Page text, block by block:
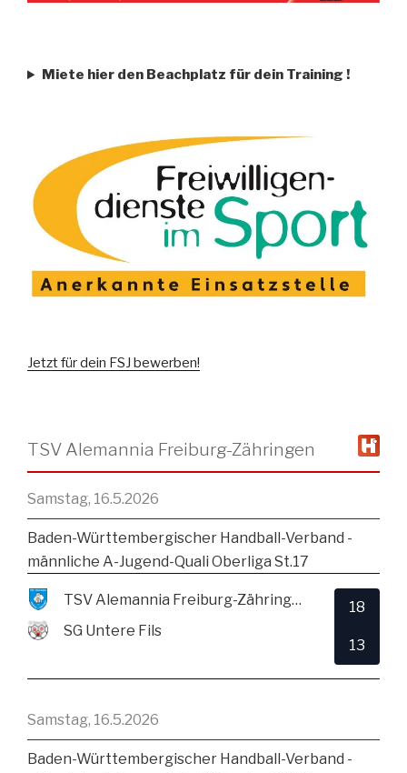
Miete hier den Beachplatz für dein Training !
Jetzt für dein FSJ bewerben!
TSV Alemannia Freiburg-Zähringen
Samstag, 16.5.2026
Baden-Württembergischer Handball-Verband -
männliche A-Jugend-Quali Oberliga St.17
TSV Alemannia Freiburg-Zähringen
SG Untere Fils
18
13
Samstag, 16.5.2026
Baden-Württembergischer Handball-Verband -